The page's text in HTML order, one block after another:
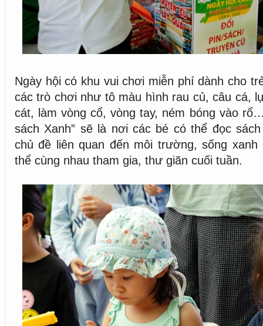
Ngày hội có khu vui chơi miễn phí dành cho
các trò chơi như tô màu hình rau củ, câu cá,
cát, làm vòng cổ, vòng tay, ném bóng vào
sách Xanh” sẽ là nơi các bé có thể đọc
chủ đề liên quan đến môi trường, sống
thể cùng nhau tham gia, thư giãn cuối tuần.